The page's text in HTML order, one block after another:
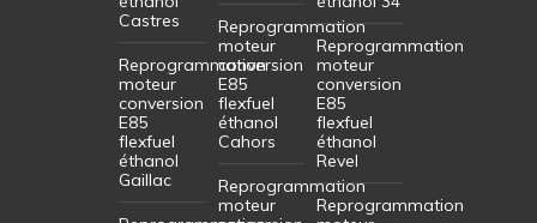
Castres
Reprogrammation
moteur
conversion
E85
flexfuel
éthanol
Gaillac
Reprogrammation
moteur
conversion
E85
flexfuel
éthanol
Cahors
Reprogrammation
moteur
Reprogrammation
moteur
conversion
E85
flexfuel
éthanol
Revel
Reprogrammation